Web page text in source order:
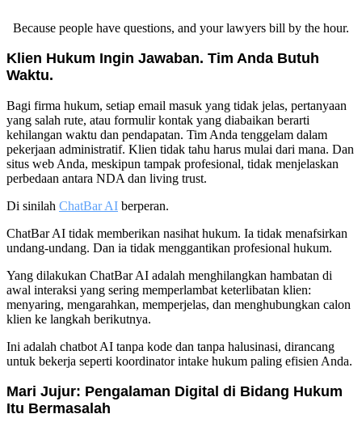
Because people have questions, and your lawyers bill by the hour.
Klien Hukum Ingin Jawaban. Tim Anda Butuh
Waktu.
Bagi firma hukum, setiap email masuk yang tidak jelas, pertanyaan
yang salah rute, atau formulir kontak yang diabaikan berarti
kehilangan waktu dan pendapatan. Tim Anda tenggelam dalam
pekerjaan administratif. Klien tidak tahu harus mulai dari mana. Dan
situs web Anda, meskipun tampak profesional, tidak menjelaskan
perbedaan antara NDA dan living trust.
Di sinilah ChatBar AI berperan.
ChatBar AI tidak memberikan nasihat hukum. Ia tidak menafsirkan
undang-undang. Dan ia tidak menggantikan profesional hukum.
Yang dilakukan ChatBar AI adalah menghilangkan hambatan di
awal interaksi yang sering memperlambat keterlibatan klien:
menyaring, mengarahkan, memperjelas, dan menghubungkan calon
klien ke langkah berikutnya.
Ini adalah chatbot AI tanpa kode dan tanpa halusinasi, dirancang
untuk bekerja seperti koordinator intake hukum paling efisien Anda.
Mari Jujur: Pengalaman Digital di Bidang Hukum
Itu Bermasalah